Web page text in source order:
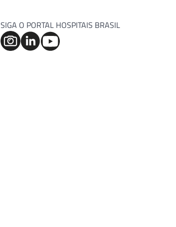
SIGA O PORTAL HOSPITAIS BRASIL